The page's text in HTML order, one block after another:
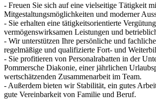
- Freuen Sie sich auf eine vielseitige Tätigkeit
Mitgestaltungsmöglichkeiten und moderner
- Sie erhalten eine tätigkeitsorientierte
vermögenswirksamen Leistungen und
- Wir unterstützen Ihre persönliche und
regelmäßige und qualifizierte Fort- und
- Sie profitieren von Personalrabatten in der
Pommersche Diakonie, einer jährlichen
wertschätzenden Zusammenarbeit im Team.
- Außerdem bieten wir Stabilität, ein gutes
gute Vereinbarkeit von Familie und Beruf.